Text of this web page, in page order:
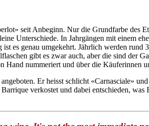
seit Anbeginn. Nur die Grundfarbe des
Unterschiede. In Jahrgängen mit einem
es genau umgekehrt. Jährlich werden rund
gibt es zwar auch, aber die sind der
Hand nummeriert und über die Käuferinnen
Er heisst schlicht «Carnasciale»
verkostet und dabei entschieden,